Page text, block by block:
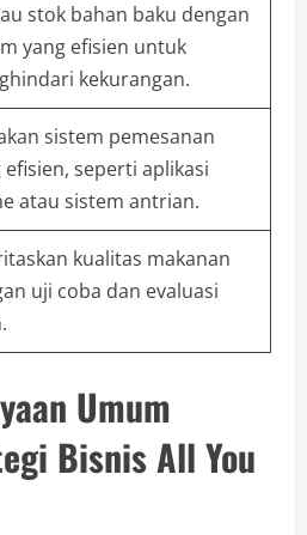
stok bahan baku dengan
yang efisien untuk
kekurangan.
sistem pemesanan
efisien, seperti aplikasi
atau sistem antrian.
kualitas makanan
uji coba dan evaluasi
Umum
Bisnis All You